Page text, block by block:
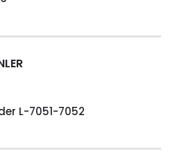
L-7051-7052